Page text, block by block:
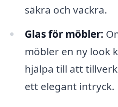
säkra och vackra.
Glas för möbler:
möbler en ny look
hjälpa till att
ett elegant intryck.